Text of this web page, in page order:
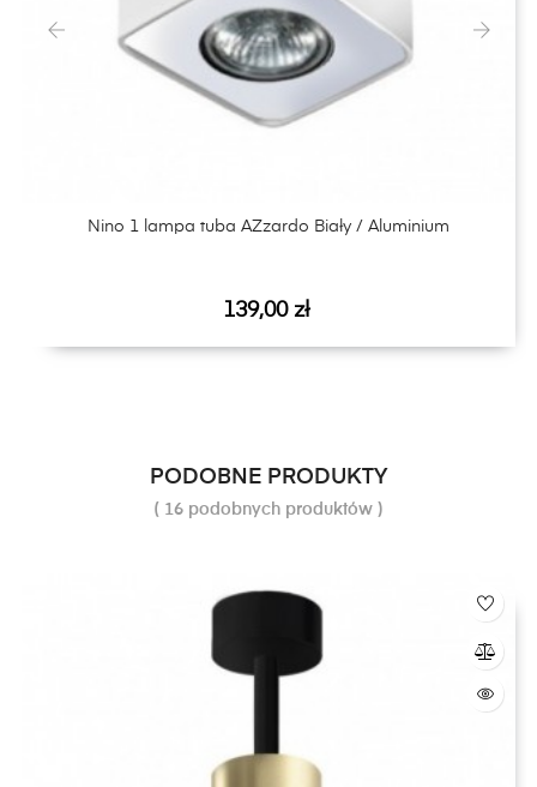
Nino 1 lampa tuba AZzardo Biały / Aluminium
Cena
139,00 zł
PODOBNE PRODUKTY
( 16 podobnych produktów )